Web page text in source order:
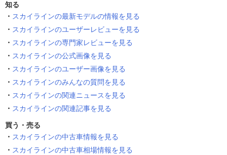
知る
スカイラインの最新モデルの情報を見る
スカイラインのユーザーレビューを見る
スカイラインの専門家レビューを見る
スカイラインの公式画像を見る
スカイラインのユーザー画像を見る
スカイラインのみんなの質問を見る
スカイラインの関連ニュースを見る
スカイラインの関連記事を見る
買う・売る
スカイラインの中古車情報を見る
スカイラインの中古車相場情報を見る